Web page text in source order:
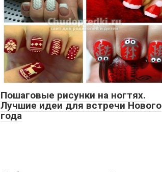
Пошаговые рисунки на ногтях.
Лучшие идеи для встречи Нового
года